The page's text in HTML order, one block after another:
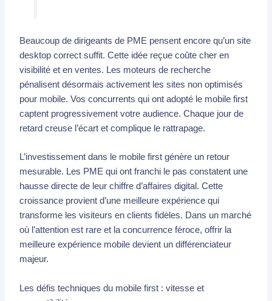
Beaucoup de dirigeants de PME pensent encore qu’un site
desktop correct suffit. Cette idée reçue coûte cher en
visibilité et en ventes. Les moteurs de recherche
pénalisent désormais activement les sites non optimisés
pour mobile. Vos concurrents qui ont adopté le mobile first
captent progressivement votre audience. Chaque jour de
retard creuse l’écart et complique le rattrapage.
L’investissement dans le mobile first génère un retour
mesurable. Les PME qui ont franchi le pas constatent une
hausse directe de leur chiffre d’affaires digital. Cette
croissance provient d’une meilleure expérience qui
transforme les visiteurs en clients fidèles. Dans un marché
où l’attention est rare et la concurrence féroce, offrir la
meilleure expérience mobile devient un différenciateur
majeur.
Les défis techniques du mobile first : vitesse et